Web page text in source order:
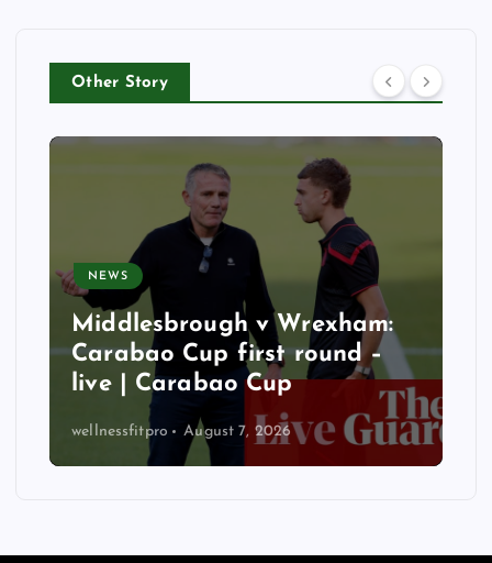
Other Story
NEWS
Middlesbrough v Wrexham:
Carabao Cup first round –
live | Carabao Cup
wellnessfitpro August 7, 2026